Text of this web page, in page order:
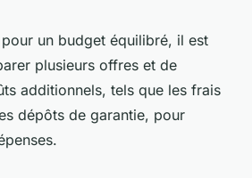
un budget équilibré, il est
plusieurs offres et de
additionnels, tels que les frais
dépôts de garantie, pour